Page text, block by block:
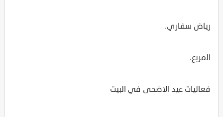
رياض سفاري.
المربع.
فعاليات عيد الاضحى في البيت